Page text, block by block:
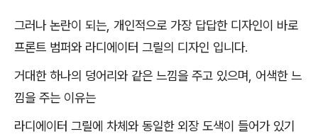
그러나 논란이 되는, 개인적으로 가장 답답한 디자인이 바로
프론트 범퍼와 라디에이터 그릴의 디자인 입니다.
거대한 하나의 덩어리와 같은 느낌을 주고 있으며, 어색한 느
낌을 주는 이유는
라디에이터 그릴에 차체와 동일한 외장 도색이 들어가 있기